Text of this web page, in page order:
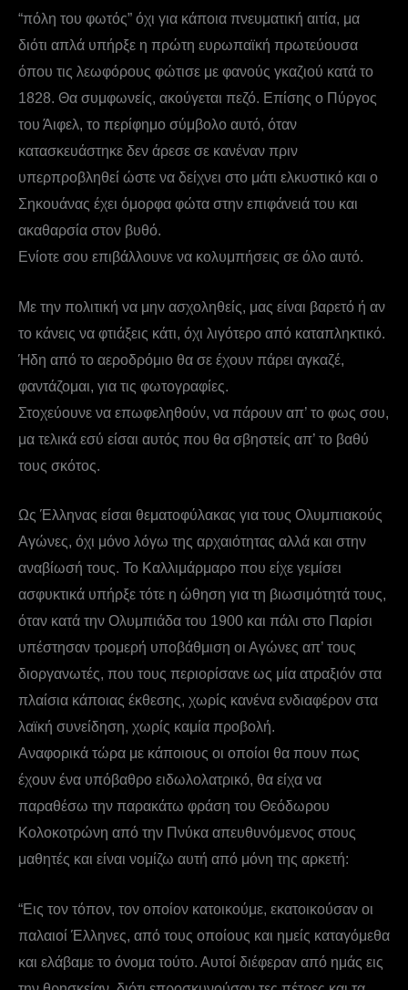
“πόλη του φωτός” όχι για κάποια πνευματική αιτία, μα
διότι απλά υπήρξε η πρώτη ευρωπαϊκή πρωτεύουσα
όπου τις λεωφόρους φώτισε με φανούς γκαζιού κατά το
1828. Θα συμφωνείς, ακούγεται πεζό. Επίσης ο Πύργος
του Άιφελ, το περίφημο σύμβολο αυτό, όταν
κατασκευάστηκε δεν άρεσε σε κανέναν πριν
υπερπροβληθεί ώστε να δείχνει στο μάτι ελκυστικό και ο
Σηκουάνας έχει όμορφα φώτα στην επιφάνειά του και
ακαθαρσία στον βυθό.
Ενίοτε σου επιβάλλουνε να κολυμπήσεις σε όλο αυτό.
Με την πολιτική να μην ασχοληθείς, μας είναι βαρετό ή αν
το κάνεις να φτιάξεις κάτι, όχι λιγότερο από καταπληκτικό.
Ήδη από το αεροδρόμιο θα σε έχουν πάρει αγκαζέ,
φαντάζομαι, για τις φωτογραφίες.
Στοχεύουνε να επωφεληθούν, να πάρουν απ’ το φως σου,
μα τελικά εσύ είσαι αυτός που θα σβηστείς απ’ το βαθύ
τους σκότος.
Ως Έλληνας είσαι θεματοφύλακας για τους Ολυμπιακούς
Αγώνες, όχι μόνο λόγω της αρχαιότητας αλλά και στην
αναβίωσή τους. Το Καλλιμάρμαρο που είχε γεμίσει
ασφυκτικά υπήρξε τότε η ώθηση για τη βιωσιμότητά τους,
όταν κατά την Ολυμπιάδα του 1900 και πάλι στο Παρίσι
υπέστησαν τρομερή υποβάθμιση οι Αγώνες απ’ τους
διοργανωτές, που τους περιορίσανε ως μία ατραξιόν στα
πλαίσια κάποιας έκθεσης, χωρίς κανένα ενδιαφέρον στα
λαϊκή συνείδηση, χωρίς καμία προβολή.
Αναφορικά τώρα με κάποιους οι οποίοι θα πουν πως
έχουν ένα υπόβαθρο ειδωλολατρικό, θα είχα να
παραθέσω την παρακάτω φράση του Θεόδωρου
Κολοκοτρώνη από την Πνύκα απευθυνόμενος στους
μαθητές και είναι νομίζω αυτή από μόνη της αρκετή:
“Εις τον τόπον, τον οποίον κατοικούμε, εκατοικούσαν οι
παλαιοί Έλληνες, από τους οποίους και ημείς καταγόμεθα
και ελάβαμε το όνομα τούτο. Αυτοί διέφεραν από ημάς εις